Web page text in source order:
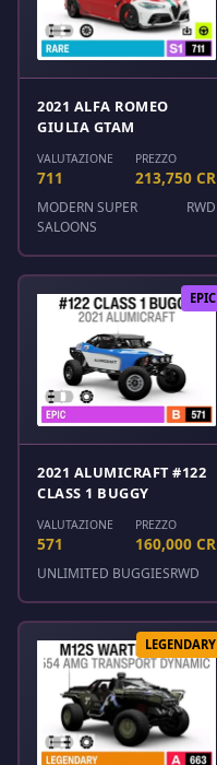
2021 ALFA ROMEO
GIULIA GTAM
VALUTAZIONE
711
PREZZO
213,750 CR
MODERN SUPER
SALOONS
RWD
EPIC
2021 ALUMICRAFT #122
CLASS 1 BUGGY
VALUTAZIONE
571
PREZZO
160,000 CR
UNLIMITED BUGGIESRWD
LEGENDARY